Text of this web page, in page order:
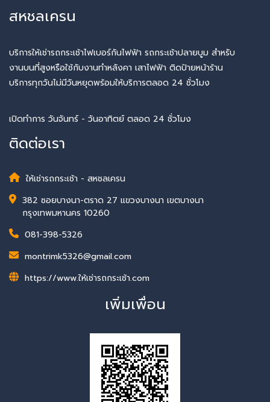
สหชลเครน
บริการให้เช่ารถกระเช้าไฟเบอร์กันไฟฟ้า รถกระเช้าปลายบูม สำหรับ
งานบนที่สูงหรือใช้กับงานทำหลังคา เสาไฟฟ้า ติดป้ายหน้าร้าน
บริการทุกวันไม่มีวันหยุดพร้อมให้บริการตลอด 24 ชั่วโมง
เปิดทำการ วันจันทร์ - วันอาทิตย์ ตลอด 24 ชั่วโมง
ติดต่อเรา
ให้เช่ารถกระเช้า - สหชลเครน
382 ซอยบางนา-ตราด 27 แขวงบางนา เขตบางนา
กรุงเทพมหานคร 10260
081-398-5326
montrimk5326@gmail.com
https://www.ให้เช่ารถกระเช้า.com
เพิ่มเพื่อน